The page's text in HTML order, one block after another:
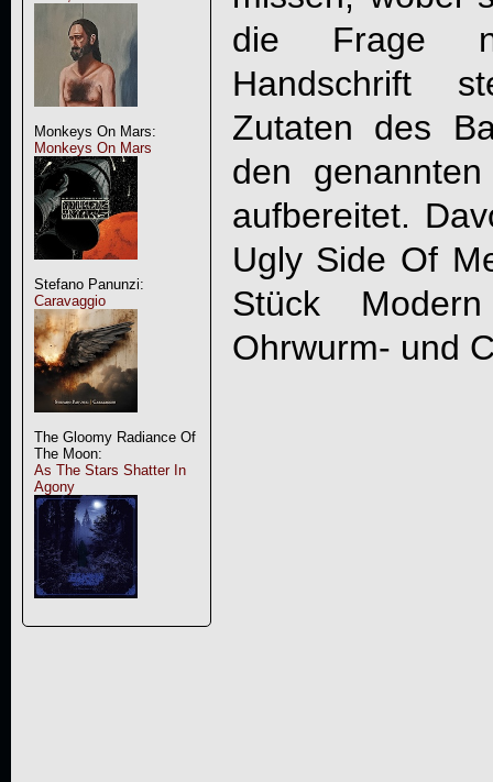
Monkeys On Mars:
Monkeys On Mars
Stefano Panunzi:
Caravaggio
The Gloomy Radiance Of
The Moon:
As The Stars Shatter In
Agony
die Frage
Handschrift
Zutaten des
den
aufbereitet.
Ugly Side Of
Stück
Ohrwurm- und